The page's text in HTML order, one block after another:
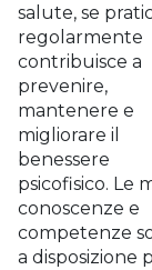
salute, se
regolarmente
contribuisce a
prevenire,
mantenere e
migliorare il
benessere
psicofisico. Le
conoscenze e
competenze
a disposizione